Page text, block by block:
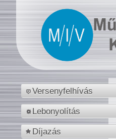
Versenyfelhívás
Lebonyolítás
Díjazás